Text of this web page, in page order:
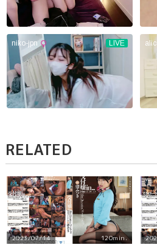
RELATED
2023/07/14 120min.